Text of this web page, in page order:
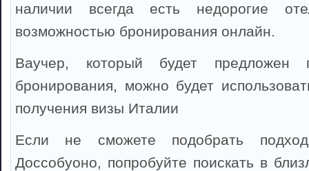
наличии всегда есть недорогие
возможностью бронирования онлайн.
Ваучер, который будет предложен
бронирования, можно будет
получения визы Италии
Если не сможете подобрать
Доссобуоно, попробуйте поискать в